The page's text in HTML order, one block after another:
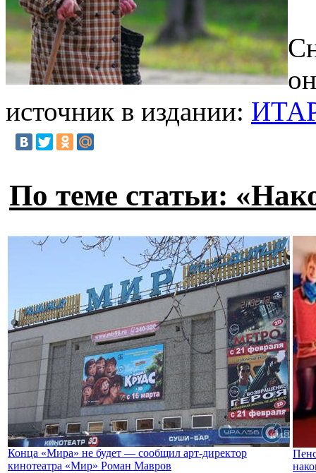
источник в издании:
По теме статьи:
Конца «Мира» не будет — сообщил арт-директор
кинотеатра «Мир» Роман Мавров